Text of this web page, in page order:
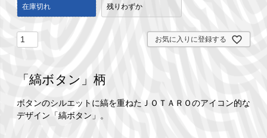
在庫切れ 残りわずか
お気に入りに登録する
「縞ボタン」柄
ボタンのシルエットに縞を重ねたＪＯＴＡＲＯのアイコン的な
デザイン「縞ボタン」。